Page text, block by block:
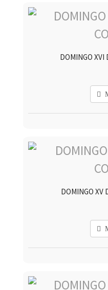
DOMINGO XVI
DOMINGO XV